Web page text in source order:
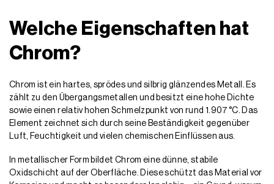
Welche Eigenschaften hat
Chrom?
Chrom ist ein hartes, sprödes und silbrig glänzendes Metall. Es
zählt zu den Übergangsmetallen und besitzt eine hohe Dichte
sowie einen relativ hohen Schmelzpunkt von rund 1.907 °C. Das
Element zeichnet sich durch seine Beständigkeit gegenüber
Luft, Feuchtigkeit und vielen chemischen Einflüssen aus.
In metallischer Form bildet Chrom eine dünne, stabile
Oxidschicht auf der Oberfläche. Diese schützt das Material vor